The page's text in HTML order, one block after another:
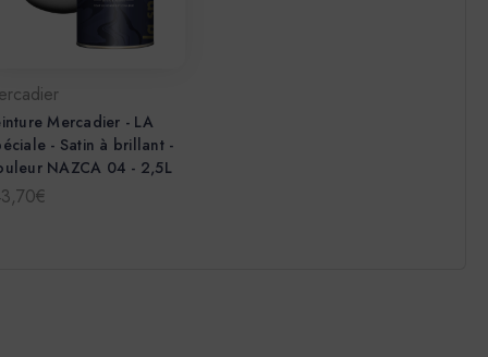
Mercadier - LA
- Satin à brillant -
NAZCA 04 - 2,5L